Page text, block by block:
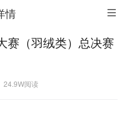
情
赛（羽绒类）总决赛
24.9W阅读